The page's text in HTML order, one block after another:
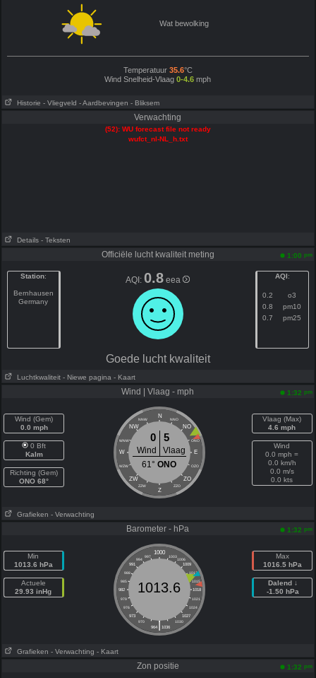
Wat bewolking
Temperatuur 35.6°C
Wind Snelheid-Vlaag 0-4.6 mph
Historie - Vliegveld - Aardbevingen - Bliksem
Verwachting
(52): WU forecast file not ready
wufct_nl-NL_h.txt
Details - Teksten
Officiële lucht kwaliteit meting 1:00 pm
Station:
Bernhausen
Germany
AQI:0.8 eea AQI:
0.2
o3
0.8
pm10
0.7
pm25
Goede lucht kwaliteit
Luchtkwaliteit - Niewe pagina - Kaart
Wind | Vlaag - mph 1:32 pm
Wind (Gem)
0.0 mph
0 Bft
Kalm
Richting (Gem)
ONO 68°
N
NNW NNO
NW NO
WNW ONO
W E
WZW OZO
ZW ZO
ZZW ZZO
Z
0 5
Wind
Vlaag
61°ONO
Vlaag (Max)
4.6 mph
Wind
0.0 mph =
0.0 km/h
0.0 m/s
0.0 kts
Grafieken - Verwachting
Barometer - hPa 1:32 pm
Min
1013.6 hPa
Actuele
29.93 inHg
1000
997 1003
994
1006
991
1009
988
1012
985
1015
982
1018
979
1021
976
1024
973
1027
970
1030
|
964 1036
1013.6
Max
1016.5 hPa
Dalend ↓
-1.50 hPa
Grafieken - Verwachting - Kaart
Zon positie 1:32 pm